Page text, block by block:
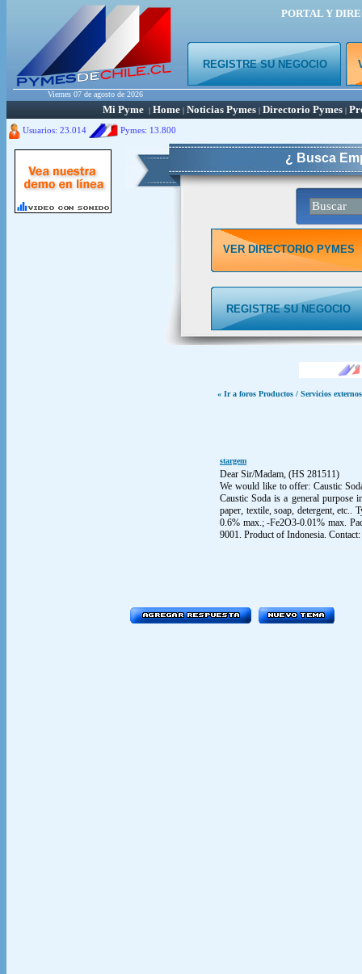
PORTAL Y
REGISTRE SU NEGOCIO
Viernes 07 de agosto de 2026
Mi Pyme | Home | Noticias Pymes | Directorio Pymes |
Usuarios: 23.014 Pymes: 13.800
¿ Busca
VER DIRECTORIO PYMES
REGISTRE SU NEGOCIO
« Ir a foros Productos / Servicios externos
stargem
Dear Sir/Madam, (HS 281511)
We would like to offer: Caustic
Caustic Soda is a general purpose
paper, textile, soap, detergent,
0.6% max.; -Fe2O3-0.01% max.
9001. Product of Indonesia.